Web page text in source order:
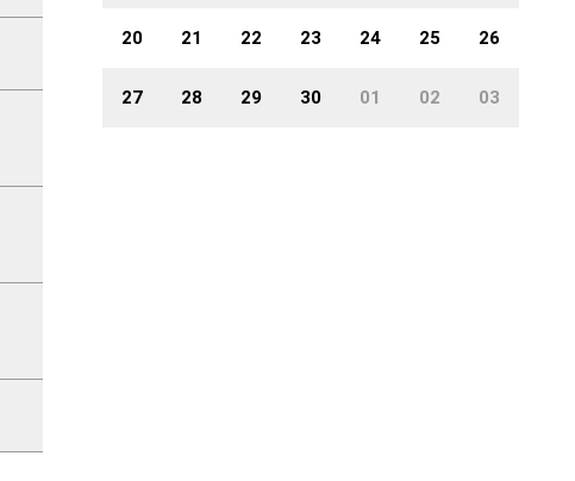
20 21 22 23 24 25 26
27 28 29 30 01 02 03